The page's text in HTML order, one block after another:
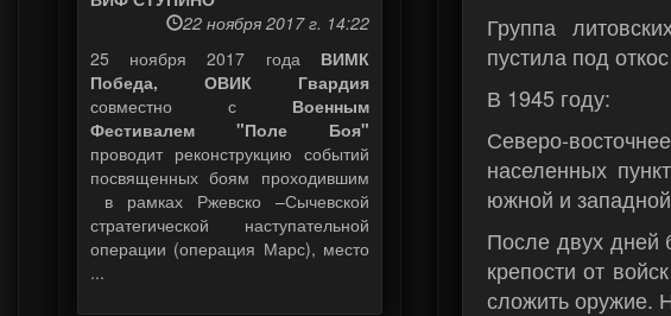
Группа
пустила под
В 1945 году:
Северо-
населенных
южной и
После двух дней
крепости от
сложить оружие.
22 ноября 2017 г. 14:22
25 ноября 2017 года ВИМК
Победа, ОВИК Гвардия
совместно с Военным
Фестивалем "Поле Боя"
проводит реконструкцию событий
посвященных боям проходившим
в рамках Ржевско –Сычевской
стратегической наступательной
операции (операция Марс), место
...